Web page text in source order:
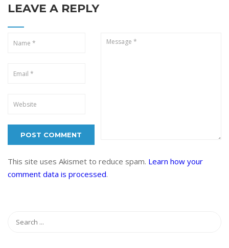
LEAVE A REPLY
This site uses Akismet to reduce spam. Learn how your
comment data is processed.